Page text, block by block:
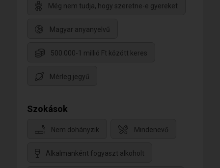
Még nem tudja, hogy szeretne-e gyereket
Magyar anyanyelvű
500.000-1 millió Ft között keres
Mérleg jegyű
Szokások
Nem dohányzik Mindenevő
Alkalmanként fogyaszt alkoholt